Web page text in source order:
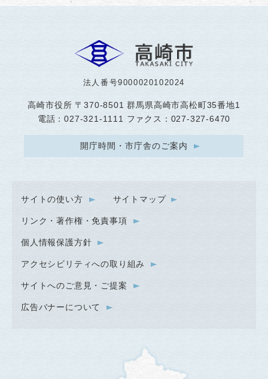
法人番号9000020102024
高崎市役所 〒370-8501 群馬県高崎市高松町35番地1
電話：027-321-1111 ファクス：027-327-6470
開庁時間・市庁舎のご案内
サイトの使い方 サイトマップ
リンク・著作権・免責事項
個人情報保護方針
アクセシビリティへの取り組み
サイトへのご意見・ご提案
広告バナーについて